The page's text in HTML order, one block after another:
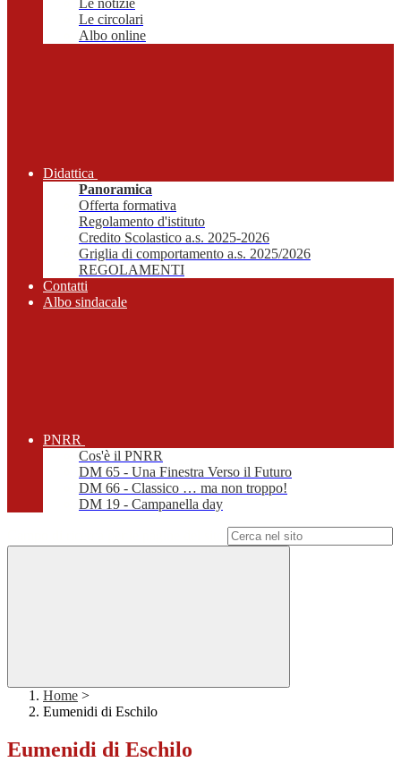
Le notizie
Le circolari
Albo online
Didattica
Panoramica
Offerta formativa
Regolamento d'istituto
Credito Scolastico a.s. 2025-2026
Griglia di comportamento a.s. 2025/2026
REGOLAMENTI
Contatti
Albo sindacale
PNRR
Cos'è il PNRR
DM 65 - Una Finestra Verso il Futuro
DM 66 - Classico … ma non troppo!
DM 19 - Campanella day
Home >
Eumenidi di Eschilo
Eumenidi di Eschilo